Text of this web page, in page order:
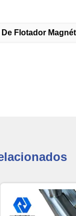
Flotador